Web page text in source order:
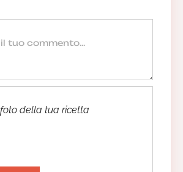
della tua ricetta